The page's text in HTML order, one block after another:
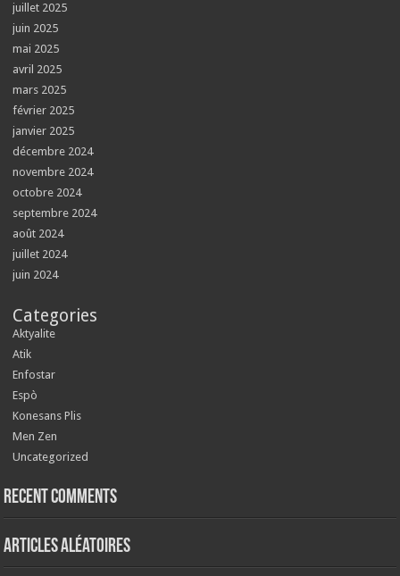
juillet 2025
juin 2025
mai 2025
avril 2025
mars 2025
février 2025
janvier 2025
décembre 2024
novembre 2024
octobre 2024
septembre 2024
août 2024
juillet 2024
juin 2024
Categories
Aktyalite
Atik
Enfostar
Espò
Konesans Plis
Men Zen
Uncategorized
Recent Comments
Articles aléatoires